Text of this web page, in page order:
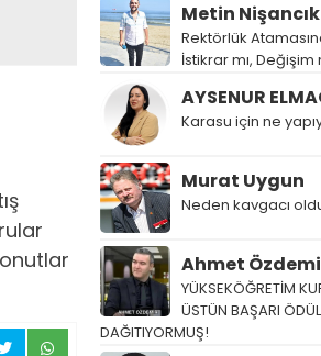
Metin Nişancık
Rektörlük
İstikrar mı, Değişim
AYSENUR
Karasu için ne
Murat Uygun
Neden kavgacı
Ahmet
YÜKSEKÖĞRETİM
ÜSTÜN BAŞARI
DAĞITIYORMUŞ!